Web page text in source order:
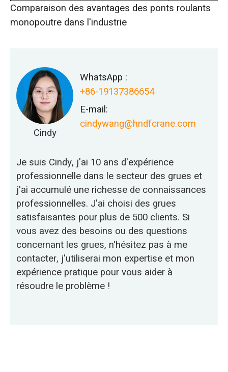
Comparaison des avantages des ponts roulants
monopoutre dans l'industrie
Cindy
WhatsApp :
+86-19137386654
E-mail:
cindywang@hndfcrane.com
Je suis Cindy, j'ai 10 ans d'expérience
professionnelle dans le secteur des grues et
j'ai accumulé une richesse de connaissances
professionnelles. J'ai choisi des grues
satisfaisantes pour plus de 500 clients. Si
vous avez des besoins ou des questions
concernant les grues, n'hésitez pas à me
contacter, j'utiliserai mon expertise et mon
expérience pratique pour vous aider à
résoudre le problème !